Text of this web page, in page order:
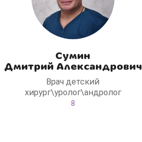
Сумин
Дмитрий Александрович
Врач детский
хирург\уролог\андролог
8